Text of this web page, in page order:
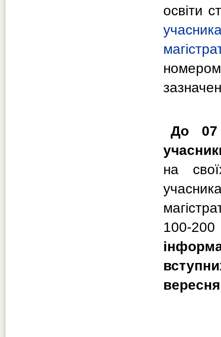
освіти
До 07
на
100-
вересня